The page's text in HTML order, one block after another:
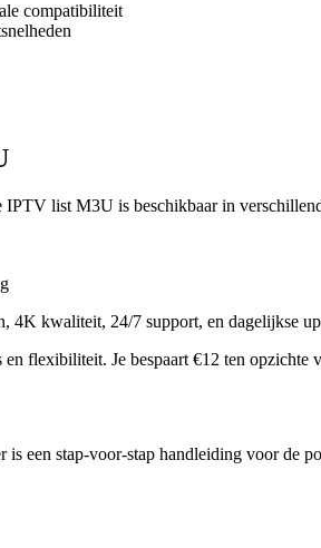
compatibiliteit
list M3U is beschikbaar in
4K kwaliteit, 24/7 support, en dagelijkse
flexibiliteit. Je bespaart €12 ten opzichte
een stap-voor-stap handleiding voor de